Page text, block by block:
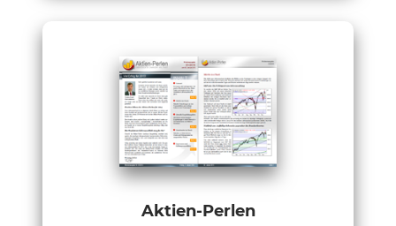
Aktien-Perlen